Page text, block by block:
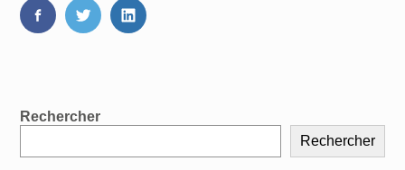
FaceBookTwitterLinkedIn
Blog
Rechercher
Rechercher